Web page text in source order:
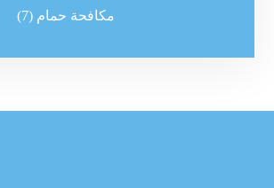
مكافحة حمام (7)